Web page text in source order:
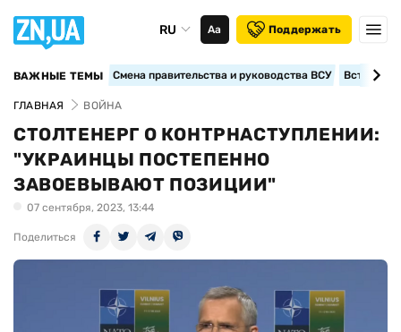
RU Аа Поддержать
ВАЖНЫЕ ТЕМЫ Смена правительства и руководства ВСУ
ГЛАВНАЯ ВОЙНА
СТОЛТЕНЕРГ О КОНТРНАСТУПЛЕНИИ:
"УКРАИНЦЫ ПОСТЕПЕННО
ЗАВОЕВЫВАЮТ ПОЗИЦИИ"
07 сентября, 2023, 13:44
Поделиться